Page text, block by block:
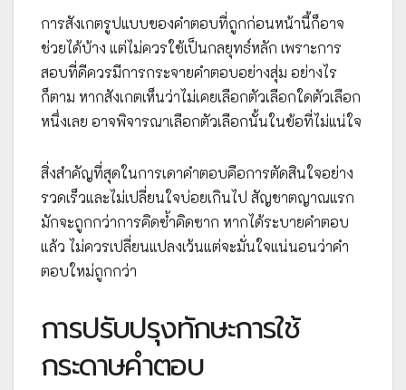
การสังเกตรูปแบบของคำตอบที่ถูกก่อนหน้านี้ก็อาจ
ช่วยได้บ้าง แต่ไม่ควรใช้เป็นกลยุทธ์หลัก เพราะการ
สอบที่ดีควรมีการกระจายคำตอบอย่างสุ่ม อย่างไร
ก็ตาม หากสังเกตเห็นว่าไม่เคยเลือกตัวเลือกใดตัวเลือก
หนึ่งเลย อาจพิจารณาเลือกตัวเลือกนั้นในข้อที่ไม่แน่ใจ
สิ่งสำคัญที่สุดในการเดาคำตอบคือการตัดสินใจอย่าง
รวดเร็วและไม่เปลี่ยนใจบ่อยเกินไป สัญชาตญาณแรก
มักจะถูกกว่าการคิดซ้ำคิดซาก หากได้ระบายคำตอบ
แล้ว ไม่ควรเปลี่ยนแปลงเว้นแต่จะมั่นใจแน่นอนว่าคำ
ตอบใหม่ถูกกว่า
การปรับปรุงทักษะการใช้
กระดาษคำตอบ